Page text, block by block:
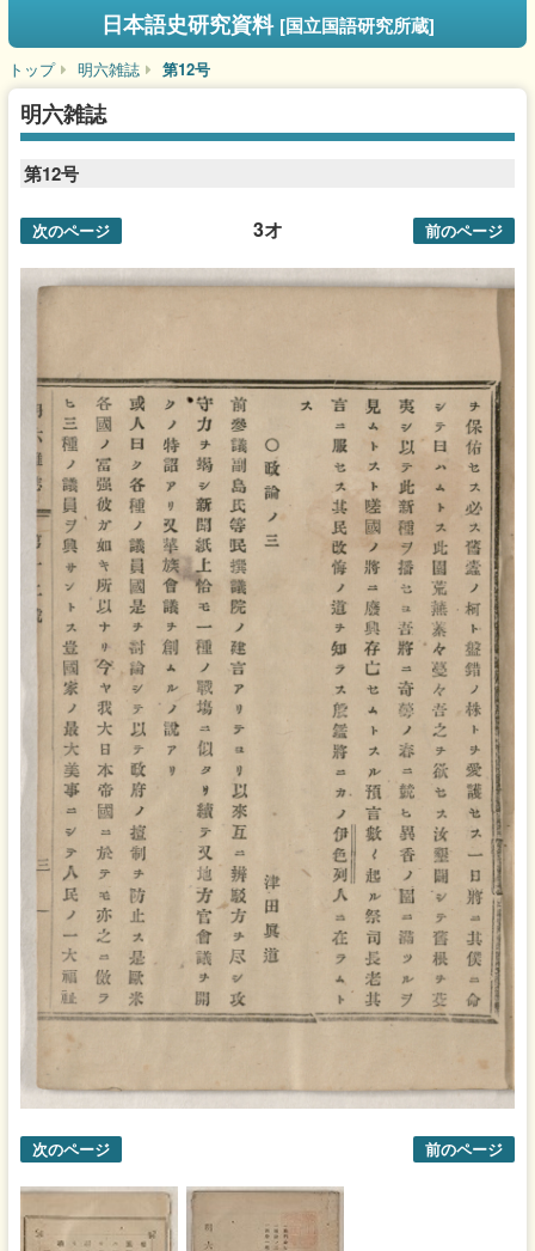
日本語史研究資料 [国立国語研究所蔵]
トップ 明六雑誌 第12号
明六雑誌
第12号
3オ
次のページ 前のページ
次のページ 前のページ